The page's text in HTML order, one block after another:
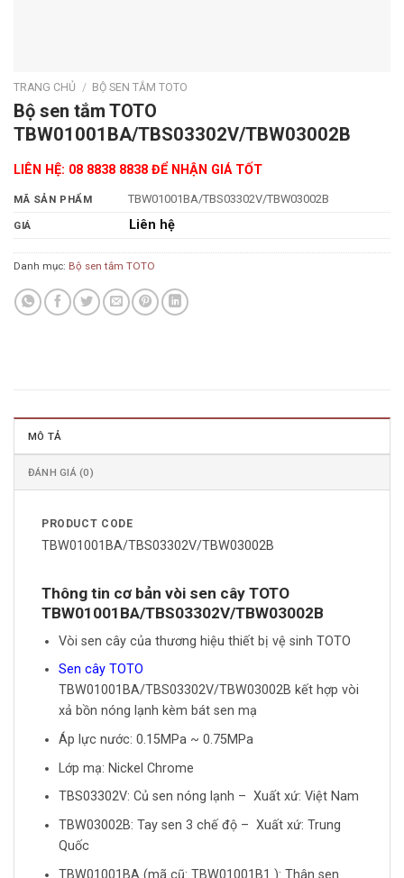
TRANG CHỦ / BỘ SEN TẮM TOTO
Bộ sen tắm TOTO
TBW01001BA/TBS03302V/TBW03002B
LIÊN HỆ: 08 8838 8838 ĐỂ NHẬN GIÁ TỐT
MÃ SẢN PHẨM TBW01001BA/TBS03302V/TBW03002B
GIÁ Liên hệ
Danh mục: Bộ sen tắm TOTO
MÔ TẢ
ĐÁNH GIÁ (0)
PRODUCT CODE
TBW01001BA/TBS03302V/TBW03002B
Thông tin cơ bản vòi sen cây TOTO
TBW01001BA/TBS03302V/TBW03002B
Vòi sen cây của thương hiệu thiết bị vệ sinh TOTO
Sen cây TOTO
TBW01001BA/TBS03302V/TBW03002B kết hợp vòi
xả bồn nóng lạnh kèm bát sen mạ
Áp lực nước: 0.15MPa ~ 0.75MPa
Lớp mạ: Nickel Chrome
TBS03302V: Củ sen nóng lạnh – Xuất xứ: Việt Nam
TBW03002B: Tay sen 3 chế độ – Xuất xứ: Trung
Quốc
TBW01001BA (mã cũ: TBW01001B1 ): Thân sen